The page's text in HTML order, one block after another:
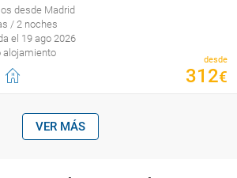
desde Madrid
/ 2 noches
el 19 ago 2026
alojamiento
desde
312€
VER MÁS